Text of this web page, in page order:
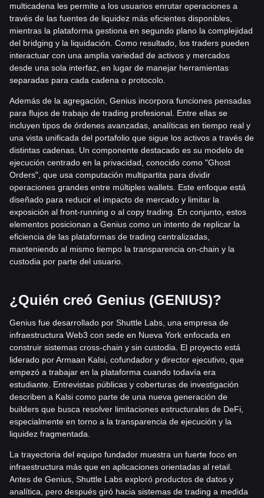
multicadena les permite a los usuarios enrutar operaciones a
través de las fuentes de liquidez más eficientes disponibles,
mientras la plataforma gestiona en segundo plano la complejidad
del bridging y la liquidación. Como resultado, los traders pueden
interactuar con una amplia variedad de activos y mercados
desde una sola interfaz, en lugar de manejar herramientas
separadas para cada cadena o protocolo.
Además de la agregación, Genius incorpora funciones pensadas
para flujos de trabajo de trading profesional. Entre ellas se
incluyen tipos de órdenes avanzadas, analíticas en tiempo real y
una vista unificada del portafolio que sigue los activos a través de
distintas cadenas. Un componente destacado es su modelo de
ejecución centrado en la privacidad, conocido como "Ghost
Orders", que usa computación multipartita para dividir
operaciones grandes entre múltiples wallets. Este enfoque está
diseñado para reducir el impacto de mercado y limitar la
exposición al front-running o al copy trading. En conjunto, estos
elementos posicionan a Genius como un intento de replicar la
eficiencia de las plataformas de trading centralizadas,
manteniendo al mismo tiempo la transparencia on-chain y la
custodia por parte del usuario.
¿Quién creó Genius (GENIUS)?
Genius fue desarrollado por Shuttle Labs, una empresa de
infraestructura Web3 con sede en Nueva York enfocada en
construir sistemas cross-chain y sin custodia. El proyecto está
liderado por Armaan Kalsi, cofundador y director ejecutivo, que
empezó a trabajar en la plataforma cuando todavía era
estudiante. Entrevistas públicas y coberturas de investigación
describen a Kalsi como parte de una nueva generación de
builders que busca resolver limitaciones estructurales de DeFi,
especialmente en torno a la transparencia de ejecución y la
liquidez fragmentada.
La trayectoria del equipo fundador muestra un fuerte foco en
infraestructura más que en aplicaciones orientadas al retail.
Antes de Genius, Shuttle Labs exploró productos de datos y
analítica, pero después giró hacia sistemas de trading a medida